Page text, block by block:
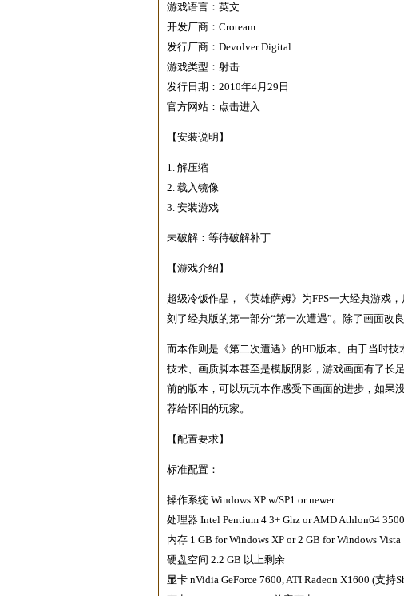
游戏语言：英文
开发厂商：Croteam
发行厂商：Devolver Digital
游戏类型：射击
发行日期：2010年4月29日
官方网站：点击进入
【安装说明】
1. 解压缩
2. 载入镜像
3. 安装游戏
未破解：等待破解补丁
【游戏介绍】
超级冷饭作品，《英雄萨姆》为FPS一大经典游戏
刻了经典版的第一部分“第一次遭遇”。除了画面改
而本作则是《第二次遭遇》的HD版本。由于当时
技术、画质脚本甚至是模版阴影，游戏画面有了长
前的版本，可以玩玩本作感受下画面的进步，如果
荐给怀旧的玩家。
【配置要求】
标准配置：
操作系统 Windows XP w/SP1 or newer
处理器 Intel Pentium 4 3+ Ghz or AMD Athlon64
内存 1 GB for Windows XP or 2 GB for Windows Vista
硬盘空间 2.2 GB 以上剩余
显卡 nVidia GeForce 7600, ATI Radeon X1600 (支持